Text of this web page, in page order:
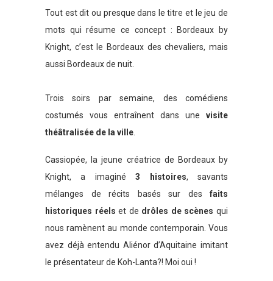
Tout est dit ou presque dans le titre et le jeu de
mots qui résume ce concept : Bordeaux by
Knight, c’est le Bordeaux des chevaliers, mais
aussi Bordeaux de nuit.
Trois soirs par semaine, des comédiens
costumés vous entraînent dans une visite
théâtralisée de la ville
Cassiopée, la jeune créatrice de Bordeaux by
Knight, a imaginé3 histoires, savants
mélanges de récits basés sur des faits
historiques réels et de drôles de scènes qui
nous ramènent au monde contemporain. Vous
avez déjà entendu Aliénor d’Aquitaine imitant
le présentateur de Koh-Lanta?! Moi oui !